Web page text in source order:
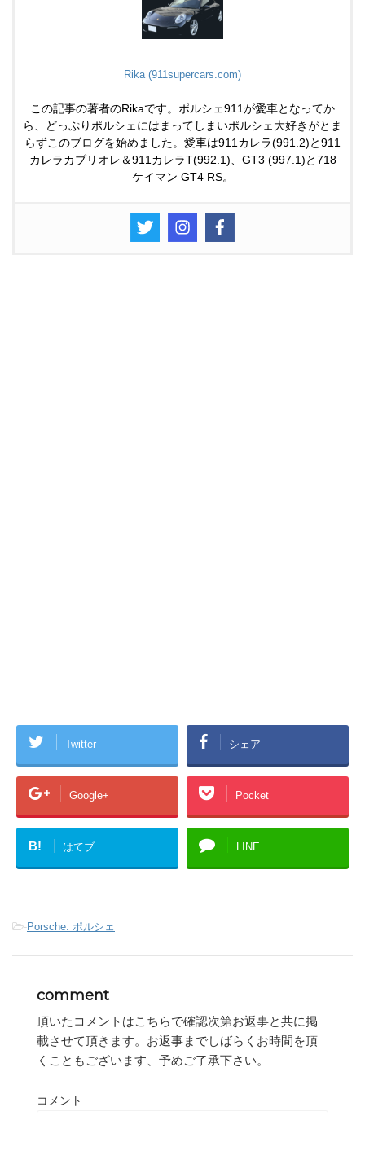
Rika (911supercars.com)
この記事の著者のRikaです。ポルシェ911が愛車となってか
ら、どっぷりポルシェにはまってしまいポルシェ大好きがとま
らずこのブログを始めました。愛車は911カレラ(991.2)と911
カレラカブリオレ＆911カレラT(992.1)、GT3 (997.1)と718
ケイマン GT4 RS。
Twitter シェア
Google+ Pocket
B! はてブ LINE
-Porsche: ポルシェ
comment
頂いたコメントはこちらで確認次第お返事と共に掲
載させて頂きます。お返事までしばらくお時間を頂
くこともございます、予めご了承下さい。
コメント